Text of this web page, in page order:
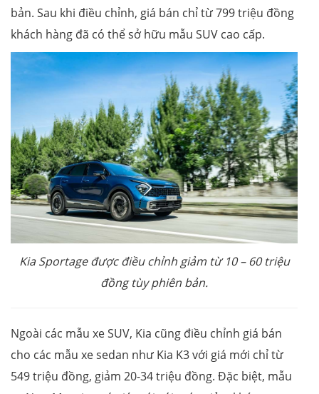
bản. Sau khi điều chỉnh, giá bán chỉ từ 799 triệu đồng
khách hàng đã có thể sở hữu mẫu SUV cao cấp.
Kia Sportage được điều chỉnh giảm từ 10 – 60 triệu
đồng tùy phiên bản.
Ngoài các mẫu xe SUV, Kia cũng điều chỉnh giá bán
cho các mẫu xe sedan như Kia K3 với giá mới chỉ từ
549 triệu đồng, giảm 20-34 triệu đồng. Đặc biệt, mẫu